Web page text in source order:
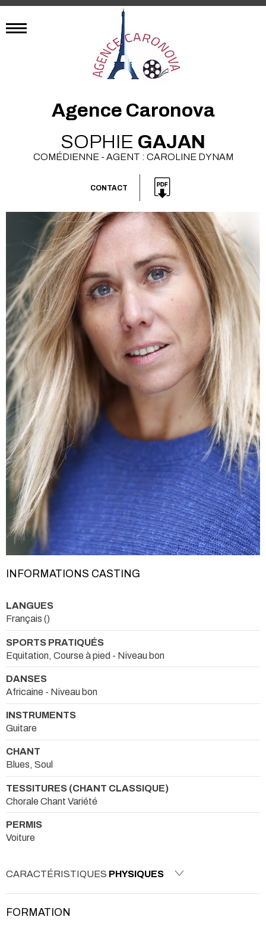
Agence Caronova
SOPHIE GAJAN
COMÉDIENNE - AGENT : CAROLINE DYNAM
CONTACT
INFORMATIONS CASTING
LANGUES
Français ()
SPORTS PRATIQUÉS
Equitation, Course à pied - Niveau bon
DANSES
Africaine - Niveau bon
INSTRUMENTS
Guitare
CHANT
Blues, Soul
TESSITURES (CHANT CLASSIQUE)
Chorale Chant Variété
PERMIS
Voiture
CARACTÉRISTIQUES PHYSIQUES
FORMATION